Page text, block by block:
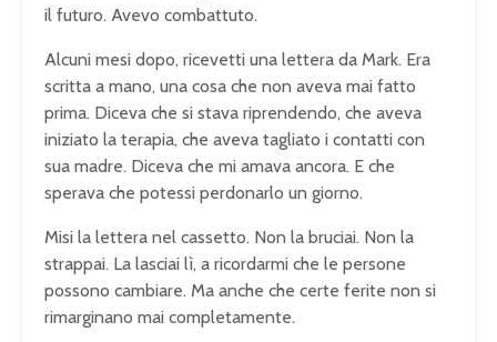
il futuro. Avevo combattuto.
Alcuni mesi dopo, ricevetti una lettera da Mark. Era
scritta a mano, una cosa che non aveva mai fatto
prima. Diceva che si stava riprendendo, che aveva
iniziato la terapia, che aveva tagliato i contatti con
sua madre. Diceva che mi amava ancora. E che
sperava che potessi perdonarlo un giorno.
Misi la lettera nel cassetto. Non la bruciai. Non la
strappai. La lasciai lì, a ricordarmi che le persone
possono cambiare. Ma anche che certe ferite non si
rimarginano mai completamente.